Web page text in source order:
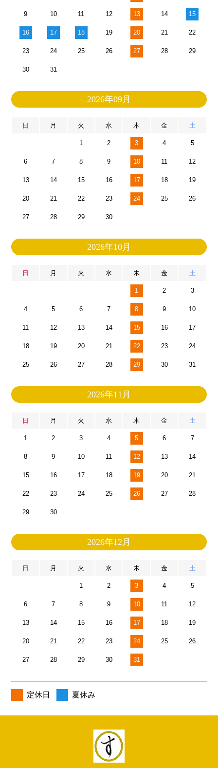
9 10 11 12 13 14 15
16 17 18 19 20 21 22
23 24 25 26 27 28 29
30 31
2026年09月
日 月 火 水 木 金 土
1 2 3 4 5
6 7 8 9 10 11 12
13 14 15 16 17 18 19
20 21 22 23 24 25 26
27 28 29 30
2026年10月
日 月 火 水 木 金 土
1 2 3
4 5 6 7 8 9 10
11 12 13 14 15 16 17
18 19 20 21 22 23 24
25 26 27 28 29 30 31
2026年11月
日 月 火 水 木 金 土
1 2 3 4 5 6 7
8 9 10 11 12 13 14
15 16 17 18 19 20 21
22 23 24 25 26 27 28
29 30
2026年12月
日 月 火 水 木 金 土
1 2 3 4 5
6 7 8 9 10 11 12
13 14 15 16 17 18 19
20 21 22 23 24 25 26
27 28 29 30 31
定休日 夏休み